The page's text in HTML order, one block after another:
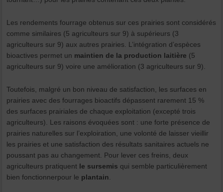
Les rendements fourrage obtenus sur ces prairies sont considérés
comme similaires (5 agriculteurs sur 9) à supérieurs (3
agriculteurs sur 9) aux autres prairies. L’intégration d’espèces
bioactives permet un maintien de la production laitière (5
agriculteurs sur 9) voire une amélioration (3 agriculteurs sur 9).
Toutefois, malgré un bon niveau de satisfaction, les surfaces en
prairies avec des fourrages bioactifs dépassent rarement 15 %
des surfaces prairiales de chaque exploitation (excepté trois
agriculteurs). Les raisons évoquées sont : une forte présence de
prairies naturelles sur l’exploiration, une volonté de laisser vieillir
les prairies et une satisfaction des résultats sanitaires actuels ne
poussant pas au changement. Pour lever ces freins, deux
agriculteurs pratiquent le sursemis qui semble particulièrement
bien fonctionnerpour le plantain.